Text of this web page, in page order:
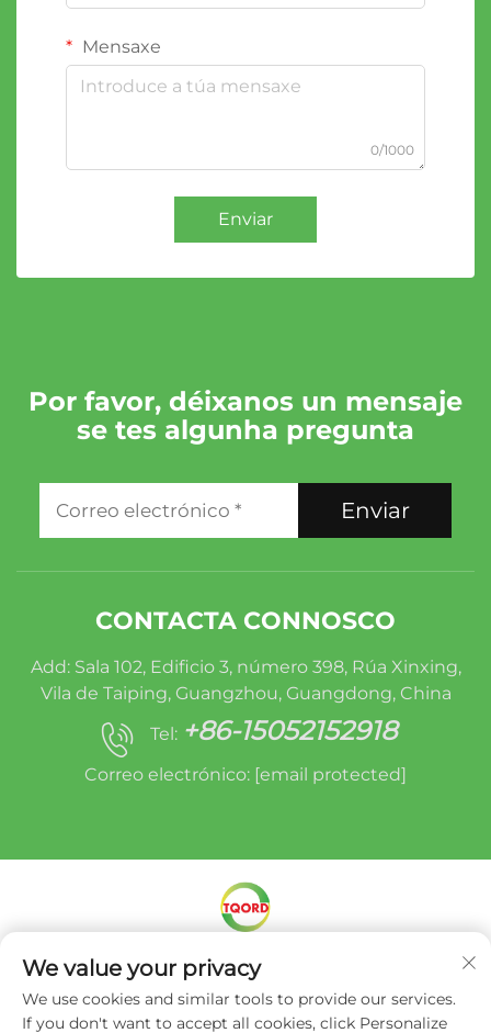
Mensaxe
0/1000
Enviar
Por favor, déixanos un mensaje
se tes algunha pregunta
Enviar
CONTACTA CONNOSCO
Add: Sala 102, Edificio 3, número 398, Rúa Xinxing,
Vila de Taiping, Guangzhou, Guangdong, China
Tel: +86-15052152918
Correo electrónico: [email protected]
Dereitos de autor © Miracle Oruide (Guangzhou)
Auto Parts Remanufacturing Co., Ltd. -
Política
de privacidade
We value your privacy
We use cookies and similar tools to provide our services.
If you don't want to accept all cookies, click Personalize